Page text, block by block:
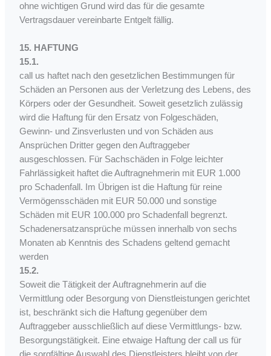
ohne wichtigen Grund wird das für die gesamte
Vertragsdauer vereinbarte Entgelt fällig.
15. HAFTUNG
15.1.
call us haftet nach den gesetzlichen Bestimmungen für
Schäden an Personen aus der Verletzung des Lebens, des
Körpers oder der Gesundheit. Soweit gesetzlich zulässig
wird die Haftung für den Ersatz von Folgeschäden,
Gewinn- und Zinsverlusten und von Schäden aus
Ansprüchen Dritter gegen den Auftraggeber
ausgeschlossen. Für Sachschäden in Folge leichter
Fahrlässigkeit haftet die Auftragnehmerin mit EUR 1.000
pro Schadenfall. Im Übrigen ist die Haftung für reine
Vermögensschäden mit EUR 50.000 und sonstige
Schäden mit EUR 100.000 pro Schadenfall begrenzt.
Schadenersatzansprüche müssen innerhalb von sechs
Monaten ab Kenntnis des Schadens geltend gemacht
werden
15.2.
Soweit die Tätigkeit der Auftragnehmerin auf die
Vermittlung oder Besorgung von Dienstleistungen gerichtet
ist, beschränkt sich die Haftung gegenüber dem
Auftraggeber ausschließlich auf diese Vermittlungs- bzw.
Besorgungstätigkeit. Eine etwaige Haftung der call us für